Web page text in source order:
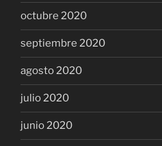
octubre 2020
septiembre 2020
agosto 2020
julio 2020
junio 2020